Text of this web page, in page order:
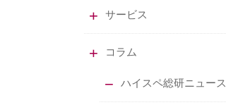
サービス
コラム
ハイスペ総研ニュース